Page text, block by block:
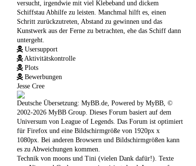
versucht, irgendwie mit viel Klebeband und dickem
Schiffstau Abhilfe zu leisten. Manchmal hilft es, einen
Schritt zurückzutreten, Abstand zu gewinnen und das
Kunstwerk aus der Ferne zu betrachten, ehe das Schiff dann
untergeht.
Usersupport
Aktivitätskontrolle
Plots
Bewerbungen
Jesse Cree
Deutsche Übersetzung: MyBB.de, Powered by MyBB, ©
2002-2026 MyBB Group. Dieses Forum basiert auf dem
Universum von League of Legends. Das Forum ist optimiert
für Firefox und eine Bildschirmgröße von 1920px x
1080px. Bei anderen Browsern und Bildschirmgrößen kann
es zu Abweichungen kommen.
Technik von moons und Tini (vielen Dank dafür!). Texte